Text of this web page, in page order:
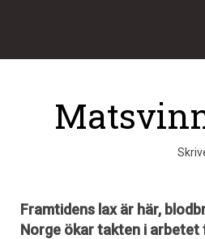
Framtidens lax är här,
Norge ökar takten i arbetet